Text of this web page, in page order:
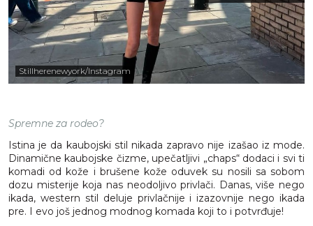
Stillherenewyork/Instagram
Spremne za rodeo?
Istina je da kaubojski stil nikada zapravo nije izašao iz mode.
Dinamične kaubojske čizme, upečatljivi „chaps“ dodaci i svi ti
komadi od kože i brušene kože oduvek su nosili sa sobom
dozu misterije koja nas neodoljivo privlači. Danas, više nego
ikada, western stil deluje privlačnije i izazovnije nego ikada
pre. I evo još jednog modnog komada koji to i potvrđuje!